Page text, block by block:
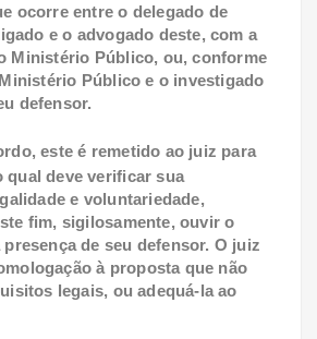
ocorre entre o delegado de
e o advogado deste, com a
Ministério Público, ou, conforme
Público e o investigado
defensor.
este é remetido ao juiz para
qual deve verificar sua
e voluntariedade,
fim, sigilosamente, ouvir o
de seu defensor. O juiz
à proposta que não
legais, ou adequá-la ao